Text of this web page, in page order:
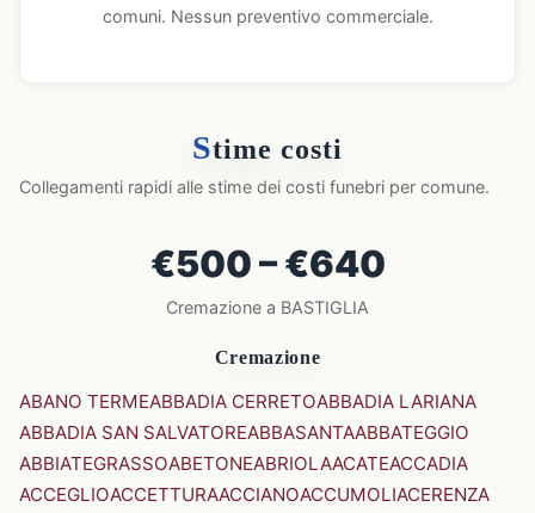
comuni. Nessun preventivo commerciale.
Stime costi
Collegamenti rapidi alle stime dei costi funebri per comune.
€500 – €640
Cremazione a BASTIGLIA
Cremazione
ABANO TERMEABBADIA CERRETOABBADIA LARIANA
ABBADIA SAN SALVATOREABBASANTAABBATEGGIO
ABBIATEGRASSOABETONEABRIOLAACATEACCADIA
ACCEGLIOACCETTURAACCIANOACCUMOLIACERENZA